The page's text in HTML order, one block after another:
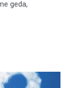
geda,